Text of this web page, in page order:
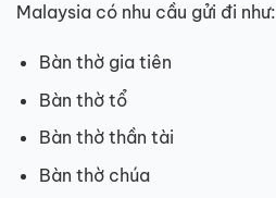
Malaysia có nhu cầu gửi đi như:
Bàn thờ gia tiên
Bàn thờ tổ
Bàn thờ thần tài
Bàn thờ chúa